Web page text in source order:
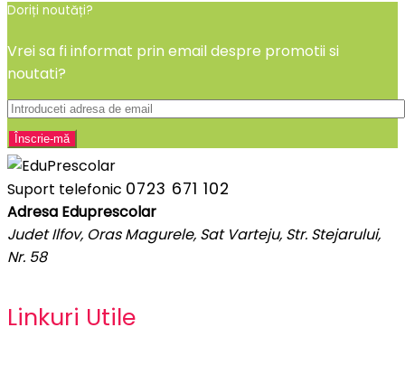
Doriți noutăți?
Vrei sa fi informat prin email despre promotii si
noutati?
Suport telefonic 0723 671 102
Adresa Eduprescolar
Judet Ilfov, Oras Magurele, Sat Varteju, Str. Stejarului,
Nr. 58
Linkuri Utile